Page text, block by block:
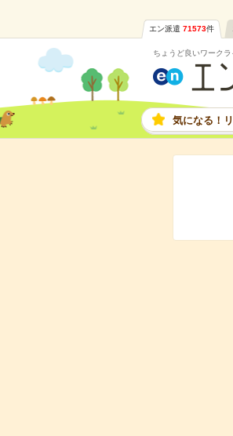
エン派遣 71573件
ちょうど良いワーク
気になる！